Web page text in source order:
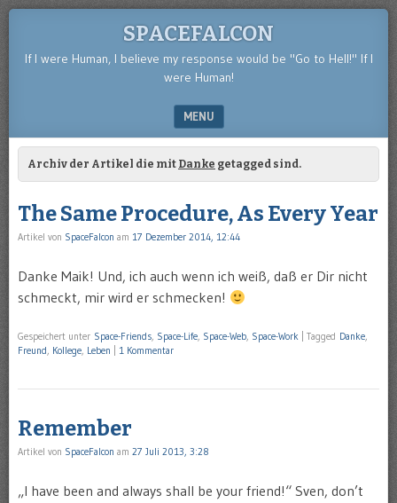
SPACEFALCON
If I were Human, I believe my response would be "Go to Hell!" If I
were Human!
MENU
SKIP TO CONTENT
Archiv der Artikel die mit Danke getagged sind.
The Same Procedure, As Every Year
Artikel von SpaceFalcon am 17 Dezember 2014, 12:44
Danke Maik! Und, ich auch wenn ich weiß, daß er Dir nicht
schmeckt, mir wird er schmecken!
Gespeichert unter Space-Friends, Space-Life, Space-Web, Space-Work Tagged Danke,
Freund, Kollege, Leben 1 Kommentar
Remember
Artikel von SpaceFalcon am 27 Juli 2013, 3:28
„I have been and always shall be your friend!“ Sven, don’t